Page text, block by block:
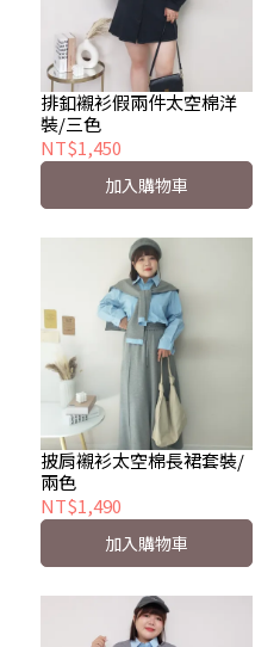
排釦襯衫假兩件太空棉洋
裝/三色
NT$1,450
加入購物車
披肩襯衫太空棉長裙套裝/
兩色
NT$1,490
加入購物車